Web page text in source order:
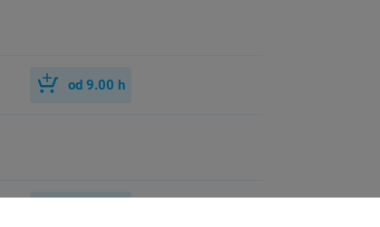
od 9.00 h